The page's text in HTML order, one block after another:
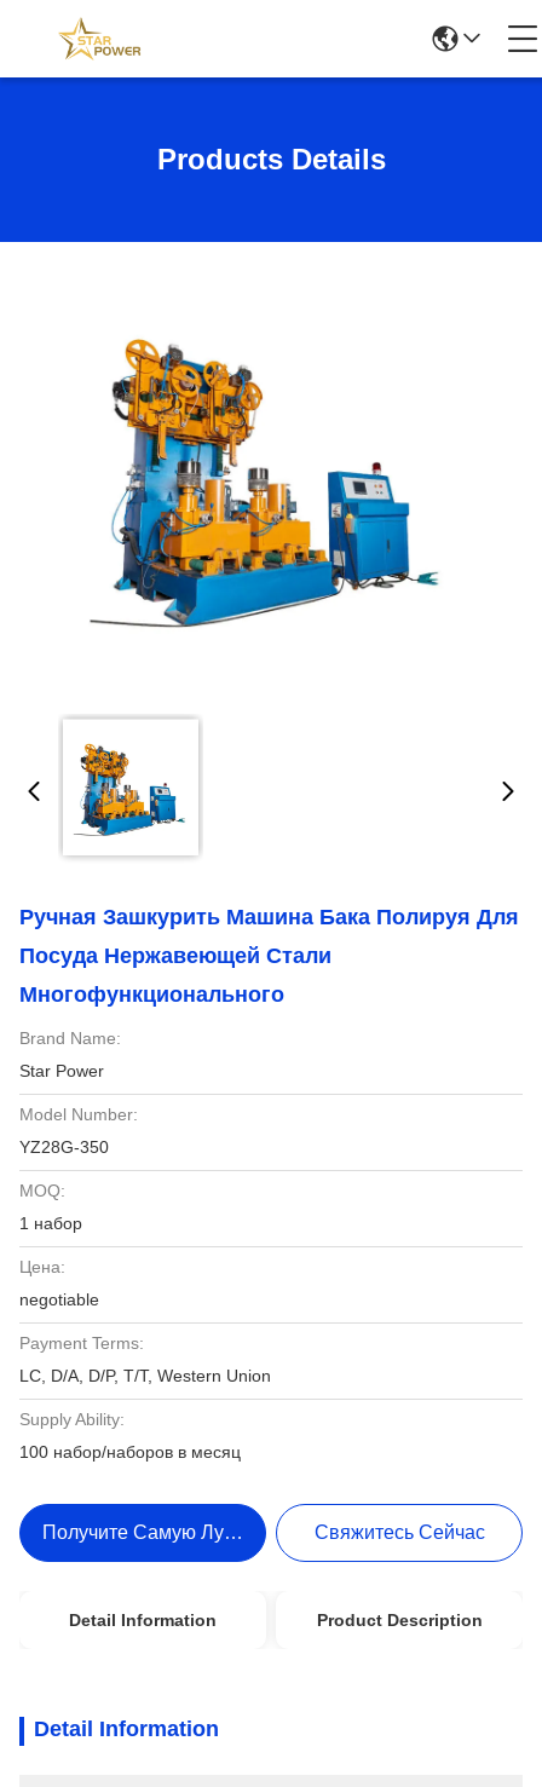
Products Details
Ручная Зашкурить Машина Бака Полируя Для
Посуда Нержавеющей Стали
Многофункционального
Brand Name:
Star Power
Model Number:
YZ28G-350
MOQ:
1 набор
Цена:
negotiable
Payment Terms:
LC, D/A, D/P, T/T, Western Union
Supply Ability:
100 набор/наборов в месяц
Получите Самую Лучшую ЦенуСвяжитесь Сейчас
Detail Information Product Description
Detail Information